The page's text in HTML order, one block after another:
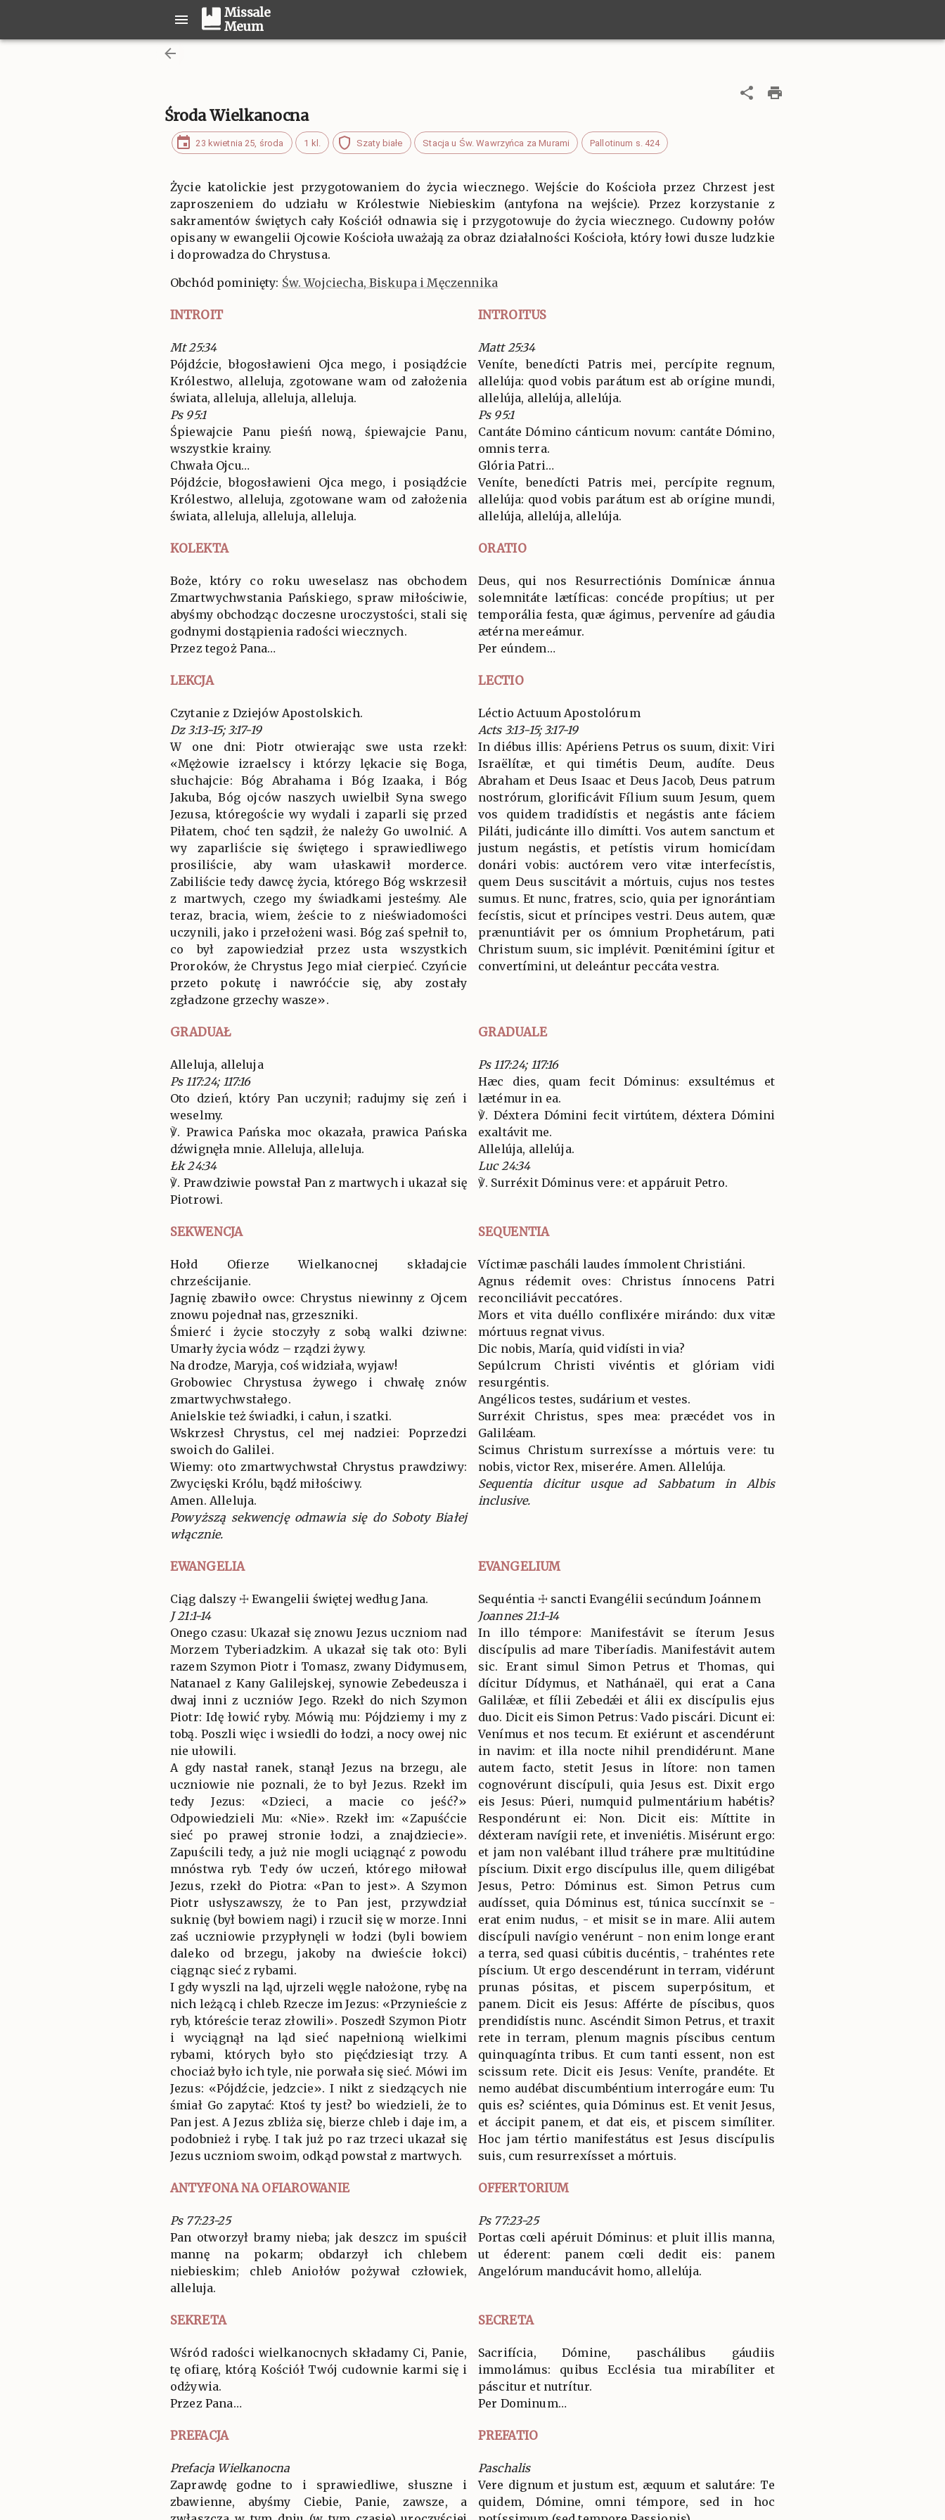
Missale
Meum
Środa Wielkanocna
23 kwietnia 25, środa 1 kl. Szaty białe Stacja u Św. Wawrzyńca za Murami Pallotinum s. 424
Życie katolickie jest przygotowaniem do życia wiecznego. Wejście do Kościoła przez Chrzest jest
zaproszeniem do udziału w Królestwie Niebieskim (antyfona na wejście). Przez korzystanie z
sakramentów świętych cały Kościół odnawia się i przygotowuje do życia wiecznego. Cudowny połów
opisany w ewangelii Ojcowie Kościoła uważają za obraz działalności Kościoła, który łowi dusze ludzkie
i doprowadza do Chrystusa.
Obchód pominięty: Św. Wojciecha, Biskupa i Męczennika
INTROIT INTROITUS
Mt 25:34
Pójdźcie, błogosławieni Ojca mego, i posiądźcie
Królestwo, alleluja, zgotowane wam od założenia
świata, alleluja, alleluja, alleluja.
Ps 95:1
Śpiewajcie Panu pieśń nową, śpiewajcie Panu,
wszystkie krainy.
Chwała Ojcu…
Pójdźcie, błogosławieni Ojca mego, i posiądźcie
Królestwo, alleluja, zgotowane wam od założenia
świata, alleluja, alleluja, alleluja.
Matt 25:34
Veníte, benedícti Patris mei, percípite regnum,
allelúja: quod vobis parátum est ab orígine mundi,
allelúja, allelúja, allelúja.
Ps 95:1
Cantáte Dómino cánticum novum: cantáte Dómino,
omnis terra.
Glória Patri…
Veníte, benedícti Patris mei, percípite regnum,
allelúja: quod vobis parátum est ab orígine mundi,
allelúja, allelúja, allelúja.
KOLEKTA ORATIO
Boże, który co roku uweselasz nas obchodem
Zmartwychwstania Pańskiego, spraw miłościwie,
abyśmy obchodząc doczesne uroczystości, stali się
godnymi dostąpienia radości wiecznych.
Przez tegoż Pana…
Deus, qui nos Resurrectiónis Domínicæ ánnua
solemnitáte lætíficas: concéde propítius; ut per
temporália festa, quæ ágimus, perveníre ad gáudia
ætérna mereámur.
Per eúndem…
LEKCJA LECTIO
Czytanie z Dziejów Apostolskich.
Dz 3:13-15; 3:17-19
W one dni: Piotr otwierając swe usta rzekł:
«Mężowie izraelscy i którzy lękacie się Boga,
słuchajcie: Bóg Abrahama i Bóg Izaaka, i Bóg
Jakuba, Bóg ojców naszych uwielbił Syna swego
Jezusa, któregoście wy wydali i zaparli się przed
Piłatem, choć ten sądził, że należy Go uwolnić. A
wy zaparliście się świętego i sprawiedliwego
prosiliście, aby wam ułaskawił morderce.
Zabiliście tedy dawcę życia, którego Bóg wskrzesił
z martwych, czego my świadkami jesteśmy. Ale
teraz, bracia, wiem, żeście to z nieświadomości
uczynili, jako i przełożeni wasi. Bóg zaś spełnił to,
co był zapowiedział przez usta wszystkich
Proroków, że Chrystus Jego miał cierpieć. Czyńcie
przeto pokutę i nawróćcie się, aby zostały
zgładzone grzechy wasze».
Léctio Actuum Apostolórum
Acts 3:13-15; 3:17-19
In diébus illis: Apériens Petrus os suum, dixit: Viri
Israëlítæ, et qui timétis Deum, audíte. Deus
Abraham et Deus Isaac et Deus Jacob, Deus patrum
nostrórum, glorificávit Fílium suum Jesum, quem
vos quidem tradidístis et negástis ante fáciem
Piláti, judicánte illo dimítti. Vos autem sanctum et
justum negástis, et petístis virum homicídam
donári vobis: auctórem vero vitæ interfecístis,
quem Deus suscitávit a mórtuis, cujus nos testes
sumus. Et nunc, fratres, scio, quia per ignorántiam
fecístis, sicut et príncipes vestri. Deus autem, quæ
prænuntiávit per os ómnium Prophetárum, pati
Christum suum, sic implévit. Pœnitémini ígitur et
convertímini, ut deleántur peccáta vestra.
GRADUAŁ GRADUALE
Alleluja, alleluja
Ps 117:24; 117:16
Oto dzień, który Pan uczynił; radujmy się zeń i
weselmy.
℣. Prawica Pańska moc okazała, prawica Pańska
dźwignęła mnie. Alleluja, alleluja.
Łk 24:34
℣. Prawdziwie powstał Pan z martwych i ukazał się
Piotrowi.
Ps 117:24; 117:16
Hæc dies, quam fecit Dóminus: exsultémus et
lætémur in ea.
℣. Déxtera Dómini fecit virtútem, déxtera Dómini
exaltávit me.
Allelúja, allelúja.
Luc 24:34
℣. Surréxit Dóminus vere: et appáruit Petro.
SEKWENCJA SEQUENTIA
Hołd Ofierze Wielkanocnej składajcie
chrześcijanie.
Jagnię zbawiło owce: Chrystus niewinny z Ojcem
znowu pojednał nas, grzeszniki.
Śmierć i życie stoczyły z sobą walki dziwne:
Umarły życia wódz – rządzi żywy.
Na drodze, Maryja, coś widziała, wyjaw!
Grobowiec Chrystusa żywego i chwałę znów
zmartwychwstałego.
Anielskie też świadki, i całun, i szatki.
Wskrzesł Chrystus, cel mej nadziei: Poprzedzi
swoich do Galilei.
Wiemy: oto zmartwychwstał Chrystus prawdziwy:
Zwycięski Królu, bądź miłościwy.
Amen. Alleluja.
Powyższą sekwencję odmawia się do Soboty Białej
włącznie.
Víctimæ pascháli laudes ímmolent Christiáni.
Agnus rédemit oves: Christus ínnocens Patri
reconciliávit peccatóres.
Mors et vita duéllo conflixére mirándo: dux vitæ
mórtuus regnat vivus.
Dic nobis, María, quid vidísti in via?
Sepúlcrum Christi vivéntis et glóriam vidi
resurgéntis.
Angélicos testes, sudárium et vestes.
Surréxit Christus, spes mea: præcédet vos in
Galilǽam.
Scimus Christum surrexísse a mórtuis vere: tu
nobis, victor Rex, miserére. Amen. Allelúja.
Sequentia dicitur usque ad Sabbatum in Albis
inclusive.
EWANGELIA EVANGELIUM
Ciąg dalszy ☩ Ewangelii świętej według Jana.
J 21:1-14
Onego czasu: Ukazał się znowu Jezus uczniom nad
Morzem Tyberiadzkim. A ukazał się tak oto: Byli
razem Szymon Piotr i Tomasz, zwany Didymusem,
Natanael z Kany Galilejskej, synowie Zebedeusza i
dwaj inni z uczniów Jego. Rzekł do nich Szymon
Piotr: Idę łowić ryby. Mówią mu: Pójdziemy i my z
tobą. Poszli więc i wsiedli do łodzi, a nocy owej nic
nie ułowili.
A gdy nastał ranek, stanął Jezus na brzegu, ale
uczniowie nie poznali, że to był Jezus. Rzekł im
tedy Jezus: «Dzieci, a macie co jeść?»
Odpowiedzieli Mu: «Nie». Rzekł im: «Zapuśćcie
sieć po prawej stronie łodzi, a znajdziecie».
Zapuścili tedy, a już nie mogli uciągnąć z powodu
mnóstwa ryb. Tedy ów uczeń, którego miłował
Jezus, rzekł do Piotra: «Pan to jest». A Szymon
Piotr usłyszawszy, że to Pan jest, przywdział
suknię (był bowiem nagi) i rzucił się w morze. Inni
zaś uczniowie przypłynęli w łodzi (byli bowiem
daleko od brzegu, jakoby na dwieście łokci)
ciągnąc sieć z rybami.
I gdy wyszli na ląd, ujrzeli węgle nałożone, rybę na
nich leżącą i chleb. Rzecze im Jezus: «Przynieście z
ryb, któreście teraz złowili». Poszedł Szymon Piotr
i wyciągnął na ląd sieć napełnioną wielkimi
rybami, których było sto pięćdziesiąt trzy. A
chociaż było ich tyle, nie porwała się sieć. Mówi im
Jezus: «Pójdźcie, jedzcie». I nikt z siedzących nie
śmiał Go zapytać: Ktoś ty jest? bo wiedzieli, że to
Pan jest. A Jezus zbliża się, bierze chleb i daje im, a
podobnież i rybę. I tak już po raz trzeci ukazał się
Jezus uczniom swoim, odkąd powstał z martwych.
Sequéntia ☩ sancti Evangélii secúndum Joánnem
Joannes 21:1-14
In illo témpore: Manifestávit se íterum Jesus
discípulis ad mare Tiberíadis. Manifestávit autem
sic. Erant simul Simon Petrus et Thomas, qui
dícitur Dídymus, et Nathánaël, qui erat a Cana
Galilǽæ, et fílii Zebedǽi et álii ex discípulis ejus
duo. Dicit eis Simon Petrus: Vado piscári. Dicunt ei:
Venímus et nos tecum. Et exiérunt et ascendérunt
in navim: et illa nocte nihil prendidérunt. Mane
autem facto, stetit Jesus in lítore: non tamen
cognovérunt discípuli, quia Jesus est. Dixit ergo
eis Jesus: Púeri, numquid pulmentárium habétis?
Respondérunt ei: Non. Dicit eis: Míttite in
déxteram navígii rete, et inveniétis. Misérunt ergo:
et jam non valébant illud tráhere præ multitúdine
píscium. Dixit ergo discípulus ille, quem diligébat
Jesus, Petro: Dóminus est. Simon Petrus cum
audísset, quia Dóminus est, túnica succínxit se -
erat enim nudus, - et misit se in mare. Alii autem
discípuli navígio venérunt - non enim longe erant
a terra, sed quasi cúbitis ducéntis, - trahéntes rete
píscium. Ut ergo descendérunt in terram, vidérunt
prunas pósitas, et piscem superpósitum, et
panem. Dicit eis Jesus: Afférte de píscibus, quos
prendidístis nunc. Ascéndit Simon Petrus, et traxit
rete in terram, plenum magnis píscibus centum
quinquagínta tribus. Et cum tanti essent, non est
scissum rete. Dicit eis Jesus: Veníte, prandéte. Et
nemo audébat discumbéntium interrogáre eum: Tu
quis es? sciéntes, quia Dóminus est. Et venit Jesus,
et áccipit panem, et dat eis, et piscem simíliter.
Hoc jam tértio manifestátus est Jesus discípulis
suis, cum resurrexísset a mórtuis.
ANTYFONA NA OFIAROWANIE OFFERTORIUM
Ps 77:23-25
Pan otworzył bramy nieba; jak deszcz im spuścił
mannę na pokarm; obdarzył ich chlebem
niebieskim; chleb Aniołów pożywał człowiek,
alleluja.
Ps 77:23-25
Portas cœli apéruit Dóminus: et pluit illis manna,
ut éderent: panem cœli dedit eis: panem
Angelórum manducávit homo, allelúja.
SEKRETA SECRETA
Wśród radości wielkanocnych składamy Ci, Panie,
tę ofiarę, którą Kościół Twój cudownie karmi się i
odżywia.
Przez Pana…
Sacrifícia, Dómine, paschálibus gáudiis
immolámus: quibus Ecclésia tua mirabíliter et
páscitur et nutrítur.
Per Dominum…
PREFACJA PREFATIO
Prefacja Wielkanocna
Zaprawdę godne to i sprawiedliwe, słuszne i
zbawienne, abyśmy Ciebie, Panie, zawsze, a
Paschalis
Vere dignum et justum est, æquum et salutáre: Te
quidem, Dómine, omni témpore, sed in hoc